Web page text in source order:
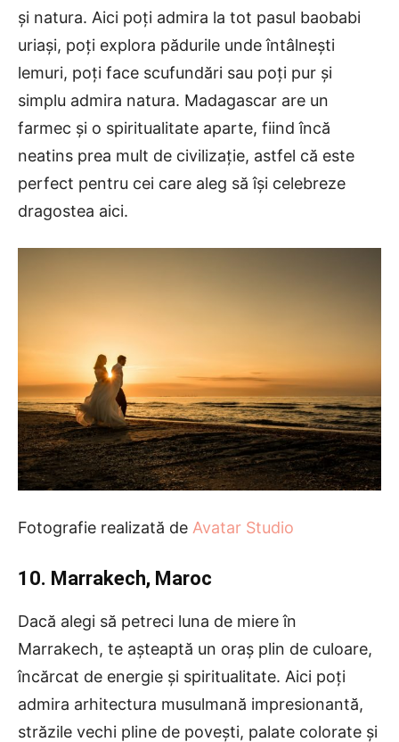
și natura. Aici poți admira la tot pasul baobabi
uriași, poți explora pădurile unde întâlnești
lemuri, poți face scufundări sau poți pur și
simplu admira natura. Madagascar are un
farmec și o spiritualitate aparte, fiind încă
neatins prea mult de civilizație, astfel că este
perfect pentru cei care aleg să își celebreze
dragostea aici.
Fotografie realizată de Avatar Studio
10. Marrakech, Maroc
Dacă alegi să petreci luna de miere în
Marrakech, te așteaptă un oraș plin de culoare,
încărcat de energie și spiritualitate. Aici poți
admira arhitectura musulmană impresionantă,
străzile vechi pline de povești, palate colorate și